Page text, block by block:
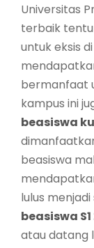
Universitas
terbaik
untuk eksis
bermanfaat
kampus ini
beasiswa
beasiswa
lulus
beasiswa S1
atau datang